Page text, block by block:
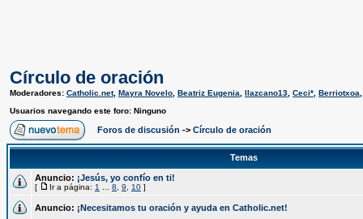
Círculo de oración
Moderadores: Catholic.net, Mayra Novelo Beatriz Eugenia llazcano13 Ceci* Berriotxoa
Usuarios navegando este foro: Ninguno
Foros de discusión -> Círculo de oración
Temas
Anuncio: ¡Jesús, yo confío en ti!
[ Ir a página: 1 8 9 10 ]
Anuncio: ¡Necesitamos tu oración y ayuda en Catholic.net!